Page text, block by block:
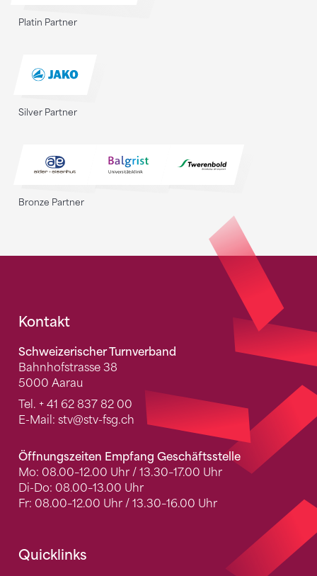
Platin Partner
Silver Partner
Bronze Partner
Fusszeile
Kontakt
Schweizerischer Turnverband
Bahnhofstrasse 38
5000 Aarau
Tel. + 41 62 837 82 00
E-Mail: stv@stv-fsg.ch
Öffnungszeiten Empfang Geschäftsstelle
Mo: 08.00–12.00 Uhr / 13.30–17.00 Uhr
Di-Do: 08.00–13.00 Uhr
Fr: 08.00–12.00 Uhr / 13.30–16.00 Uhr
Quicklinks